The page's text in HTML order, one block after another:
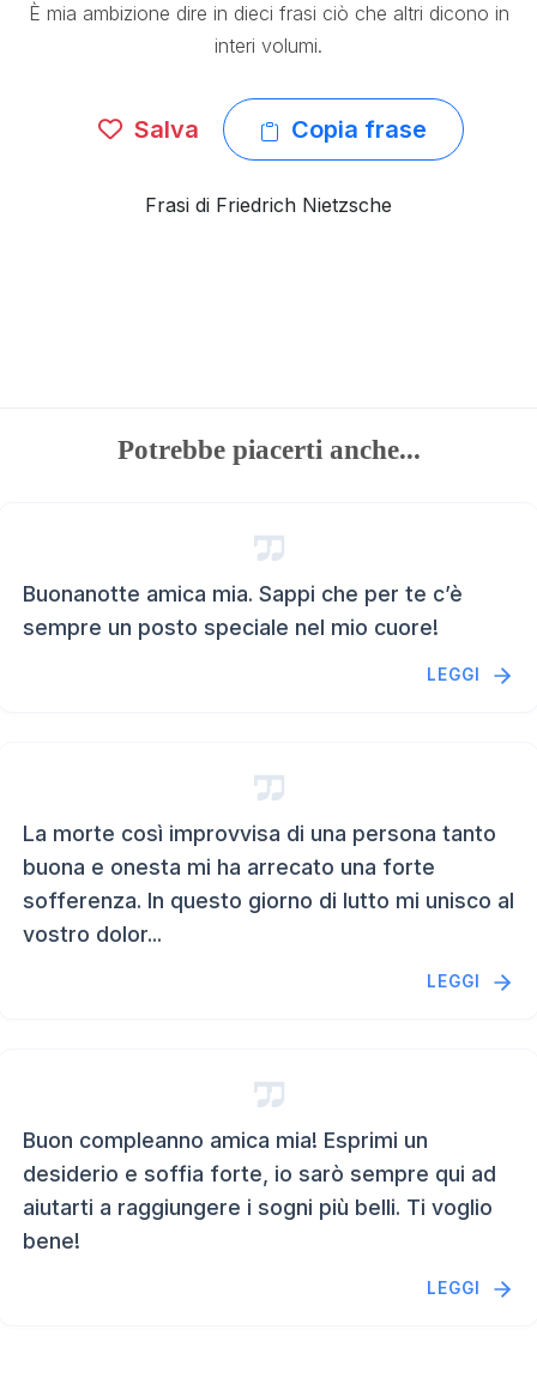
È mia ambizione dire in dieci frasi ciò che altri dicono in
interi volumi.
Salva Copia frase
Frasi di Friedrich Nietzsche
Potrebbe piacerti anche...
Buonanotte amica mia. Sappi che per te c’è
sempre un posto speciale nel mio cuore!
LEGGI
La morte così improvvisa di una persona tanto
buona e onesta mi ha arrecato una forte
sofferenza. In questo giorno di lutto mi unisco al
vostro dolor...
LEGGI
Buon compleanno amica mia! Esprimi un
desiderio e soffia forte, io sarò sempre qui ad
aiutarti a raggiungere i sogni più belli. Ti voglio
bene!
LEGGI